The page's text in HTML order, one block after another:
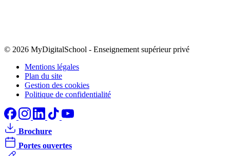
© 2026 MyDigitalSchool - Enseignement supérieur privé
Mentions légales
Plan du site
Gestion des cookies
Politique de confidentialité
Brochure
Portes ouvertes